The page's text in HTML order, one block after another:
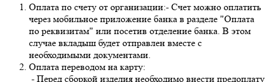
Оплата по счету от организации:- Счет можно оплатить
через мобильное приложение банка в разделе "Оплата
по реквизитам" или посетив отделение банка. В этом
случае вкладыш будет отправлен вместе с
необходимыми документами.
Оплата переводом на карту:
- Перед сборкой изделия необходимо внести предоплату